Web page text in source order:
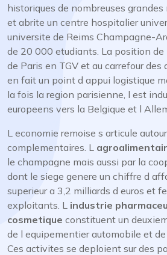
historiques de nombreuses
et abrite un centre hospitalier
universite de Reims Champagne-
de 20 000 etudiants. La position de
de Paris en TGV et au carrefour
en fait un point d appui logistique
la fois la region parisienne, l est
europeens vers la Belgique et l
L economie remoise s articule
complementaires. L
le champagne mais aussi par la
dont le siege genere un chiffre d
superieur a 3,2 milliards d euros et
exploitants. L industrie
cosmetique constituent un
de l equipementier automobile et
Ces activites se deploient sur des